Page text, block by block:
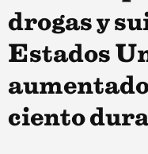
drogas y
Estados
ciento